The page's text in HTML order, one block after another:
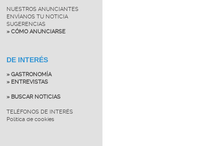
NUESTROS ANUNCIANTES
ENVÍANOS TU NOTICIA
SUGERENCIAS
» CÓMO ANUNCIARSE
DE INTERÉS
» GASTRONOMÍA
» ENTREVISTAS
» BUSCAR NOTICIAS
TELÉFONOS DE INTERÉS
Política de cookies